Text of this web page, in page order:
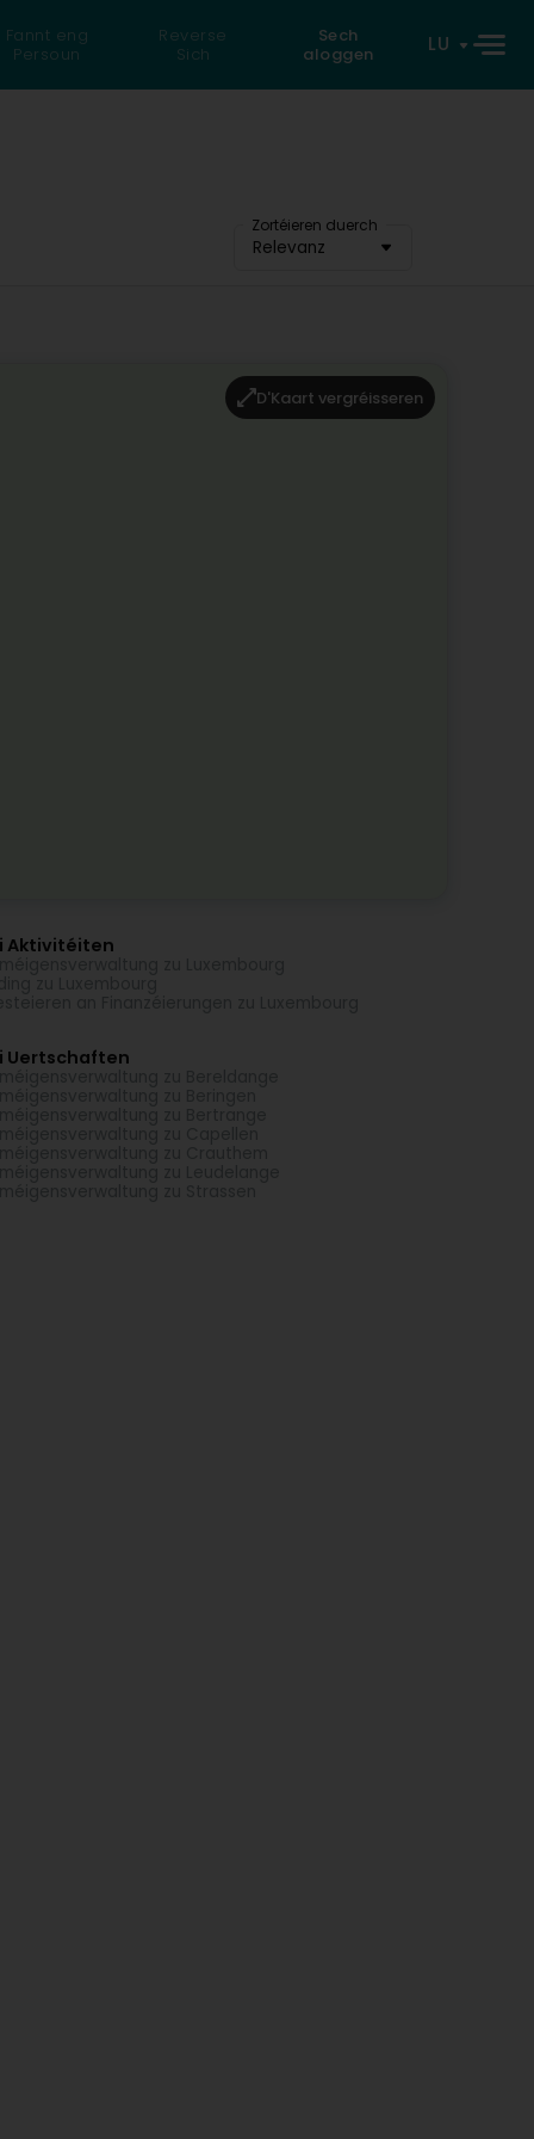
Fannt eng
Persoun
Reverse
Sich
Sech
aloggen
LU
Zortéieren duerch
Relevanz
D'Kaart vergréisseren
Aktivitéiten
Uertschaften